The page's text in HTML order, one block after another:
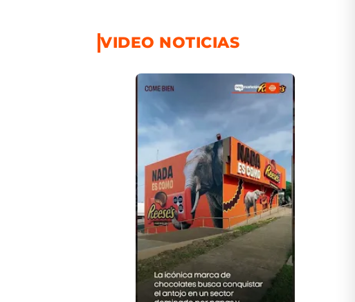
VIDEO NOTICIAS